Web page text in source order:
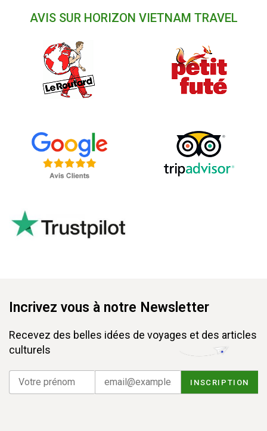
AVIS SUR HORIZON VIETNAM TRAVEL
Incrivez vous à notre Newsletter
Recevez des belles idées de voyages et des articles
culturels